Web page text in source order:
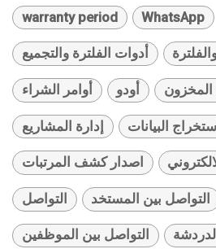
warranty period WhatsApp
أدوات الفلترة والتجميع
أوامر الشراء أودو المخزون
إدارة المشاريع استخراج البيانات
اصدار كشف المرتبات
التواصل التواصل بين المستخد
التواصل بين الموظفين الدردشة